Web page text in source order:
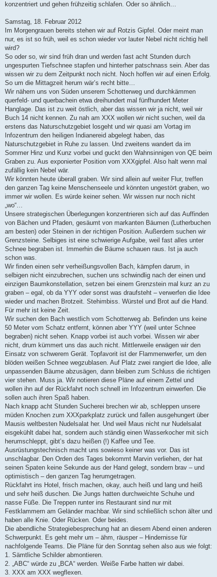
konzentriert und gehen frühzeitig schlafen. Oder so ähnlich…
Samstag, 18. Februar 2012
Im Morgengrauen bereits stehen wir auf Rotzis Gipfel. Oder meint man
nur, es ist so früh, weil es schon wieder vor lauter Nebel nicht richtig hell
wird?
So oder so, wir sind früh dran und werden fast acht Stunden durch
ungespurten Tiefschnee stapfen und hinterher patschnass sein. Aber das
wissen wir zu dem Zeitpunkt noch nicht. Noch hoffen wir auf einen Erfolg.
So um die Mittagzeit herum wär’s recht bitte…
Wir nähern uns von Süden unserem Schotterweg und durchkämmen
querfeld- und querbachein etwa dreihundert mal fünfhundert Meter
Hanglage. Das ist zu weit östlich, aber das wissen wir ja nicht, weil wir
Buch 14 nicht kennen. Zu nah am XXX wollen wir nicht suchen, weil da
erstens das Naturschutzgebiet losgeht und wir quasi am Vortag im
Infozentrum den heiligen Indianereid abgelegt haben, das
Naturschutzgebiet in Ruhe zu lassen. Und zweitens wandert da im
Sommer Hinz und Kunz vorbei und guckt den Wahnsinnigen von QE beim
Graben zu. Aus exponierter Position vom XXXgipfel. Also halt wenn mal
zufällig kein Nebel wär.
Wir könnten heute überall graben. Wir sind allein auf weiter Flur, treffen
den ganzen Tag keine Menschenseele und könnten ungestört graben, wo
immer wir wollen. Es würde keiner sehen. Wir wissen nur noch nicht
„wo“…
Unsere strategischen Überlegungen konzentrieren sich auf das Auffinden
von Bächen und Pfaden, gesäumt von markanten Bäumen (Lutherbuchen
am besten) oder Steinen in der richtigen Position. Außerdem suchen wir
Grenzsteine. Selbiges ist eine schwierige Aufgabe, weil fast alles unter
Schnee begraben ist. Immerhin die Bäume schauen raus. Ist ja auch
schon was.
Wir finden einen sehr verheißungsvollen Bach, kämpfen darum, in
selbigen nicht einzubrechen, suchen uns schwindlig nach der einen und
einzigen Baumkonstellation, setzen bei einem Grenzstein mal kurz an zu
graben – egal, ob da YYY oder sonst was draufsteht – verwerfen die Idee
wieder und machen Brotzeit. Stehimbiss. Würstel und Brot auf die Hand.
Für mehr ist keine Zeit.
Wir suchen den Bach westlich vom Schotterweg ab. Befinden uns keine
50 Meter vom Schatz entfernt, können aber YYY (weil unter Schnee
begraben) nicht sehen. Knapp vorbei ist auch vorbei. Wissen wir aber
nicht, drum kümmert uns das auch nicht. Mittlerweile erwägen wir den
Einsatz von schwerem Gerät. Topfavorit ist der Flammenwerfer, um den
blöden weißen Schnee wegzublasen. Auf Platz zwei rangiert die Idee, alle
unpassenden Bäume abzusägen, dann bleiben zum Schluss die richtigen
vier stehen. Muss ja. Wir notieren diese Pläne auf einem Zettel und
wollen ihn auf der Rückfahrt noch schnell im Infozentrum einwerfen. Die
sollen auch ihren Spaß haben.
Nach knapp acht Stunden Sucherei brechen wir ab, schleppen unsere
müden Knochen zum XXXparkplatz zurück und fallen ausgehungert über
Mausis weltbesten Nudelsalat her. Und weil Maus nicht nur Nudelsalat
eisgekühlt dabei hat, sondern auch ständig einen Wasserkocher mit sich
herumschleppt, gibt’s dazu heißen (!) Kaffee und Tee.
Ausrüstungstechnisch macht uns sowieso keiner was vor. Das ist
unschlagbar. Den Orden des Tages bekommt Marvin verliehen, der hat
seinen Spaten keine Sekunde aus der Hand gelegt, sondern brav – und
optimistisch – den ganzen Tag herumgetragen.
Rückfahrt ins Hotel, frisch machen, okay, auch heiß und lang und heiß
und sehr heiß duschen. Die Jungs hatten durchweichte Schuhe und
nasse Füße. Die Treppen runter ins Restaurant sind nur mit
Festklammern am Geländer machbar. Wir sind schließlich schon älter und
haben alle Knie. Oder Rücken. Oder beides.
Die abendliche Strategiebesprechung hat an diesem Abend einen anderen
Schwerpunkt. Es geht mehr um – ähm, räusper – Hindernisse für
nachfolgende Teams. Die Pläne für den Sonntag sehen also aus wie folgt:
1. Sämtliche Schilder abmontieren.
2. „ABC“ würde zu „BCA“ werden. Weiße Farbe hatten wir dabei.
3. XXX am XXX wegflexen.